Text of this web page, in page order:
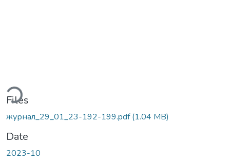
Files
журнал_29_01_23-192-199.pdf(1.04 MB)
Date
2023-10